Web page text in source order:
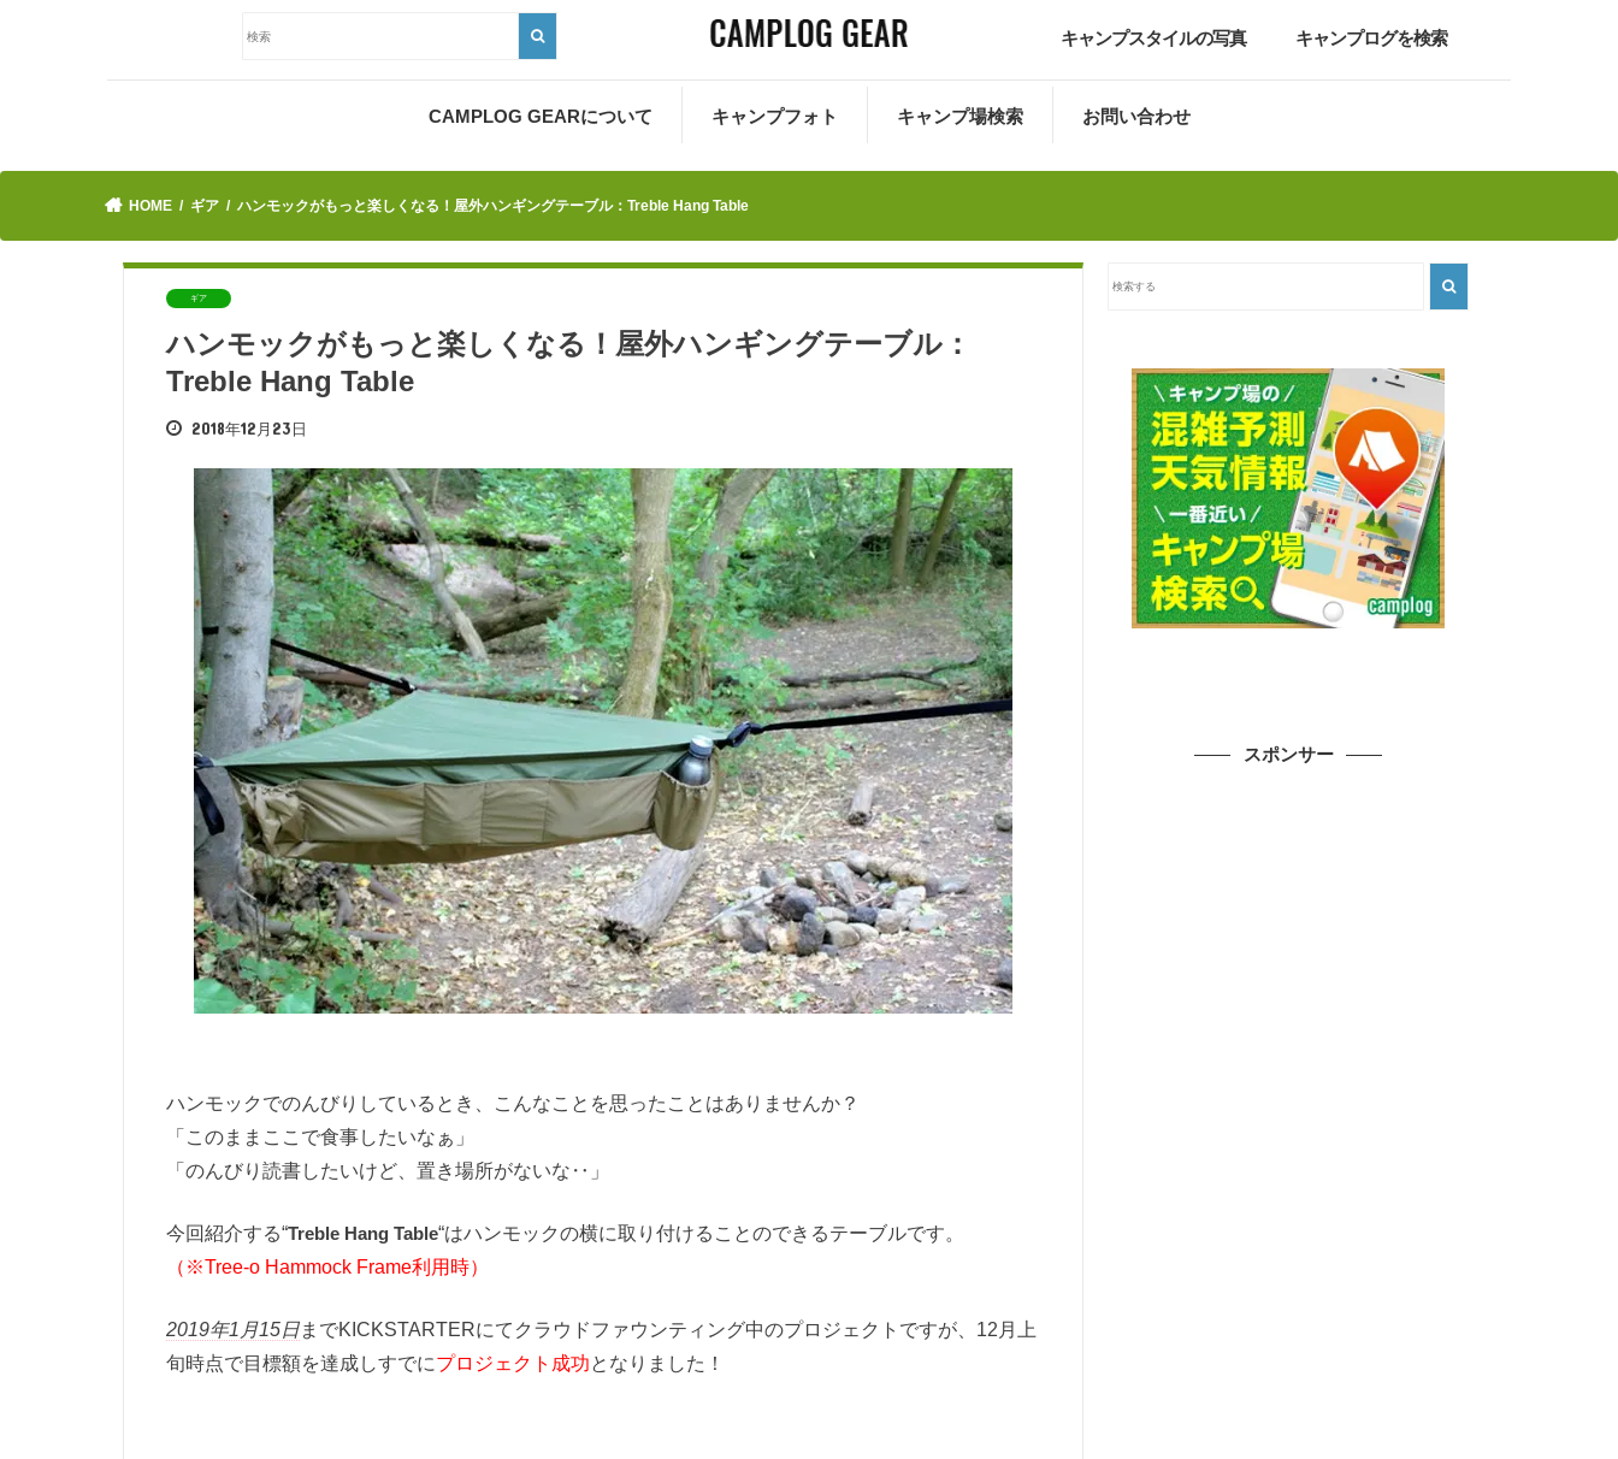
キャンプスタイルの写真 キャンプログを検索
CAMPLOG GEARについて キャンプフォト キャンプ場検索 お問い合わせ
HOME ギア ハンモックがもっと楽しくなる！屋外ハンギングテーブル：Treble Hang Table
ギア
ハンモックがもっと楽しくなる！屋外ハンギングテーブル：
Treble Hang Table
2018年12月23日
ハンモックでのんびりしているとき、こんなことを思ったことはありませんか？
「このままここで食事したいなぁ」
「のんびり読書したいけど、置き場所がないな‥」
今回紹介する“Treble Hang Table“はハンモックの横に取り付けることのできるテーブルです。
（※Tree-o Hammock Frame利用時）
2019年1月15日までKICKSTARTERにてクラウドファウンティング中のプロジェクトですが、12月上
旬時点で目標額を達成しすでにプロジェクト成功となりました！
スポンサー